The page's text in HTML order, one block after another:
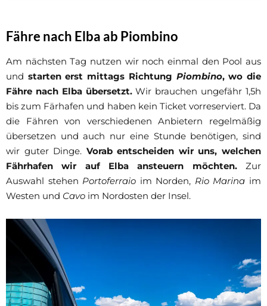
Fähre nach Elba ab Piombino
Am nächsten Tag nutzen wir noch einmal den Pool aus
und starten erst mittags Richtung Piombino, wo die
Fähre nach Elba übersetzt.Wir brauchen ungefähr 1,5h
bis zum Färhafen und haben kein Ticket vorreserviert. Da
die Fähren von verschiedenen Anbietern regelmäßig
übersetzen und auch nur eine Stunde benötigen, sind
wir guter Dinge. Vorab entscheiden wir uns, welchen
Fährhafen wir auf Elba ansteuern möchten.Zur
Auswahl stehen Portoferraio im Norden, Rio Marina im
Westen und Cavo im Nordosten der Insel.